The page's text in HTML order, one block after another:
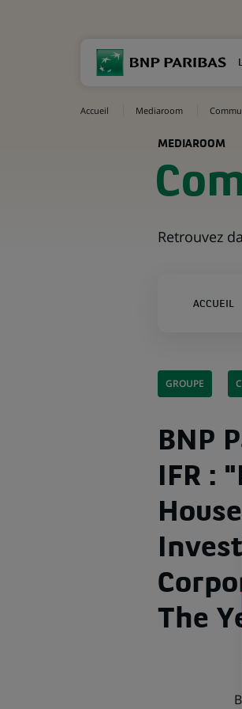
Accueil Mediaroom
MEDIAROOM
Retrouvez
ACCUEIL
GROUPE
BNP
IFR :
The